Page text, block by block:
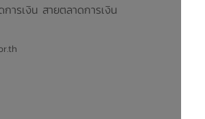
ารเงิน สายตลาดการเงิน